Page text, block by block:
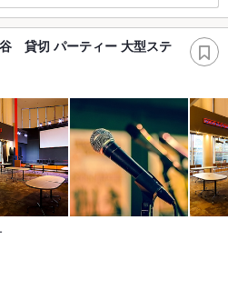
貸切 パーティー 大型ステ